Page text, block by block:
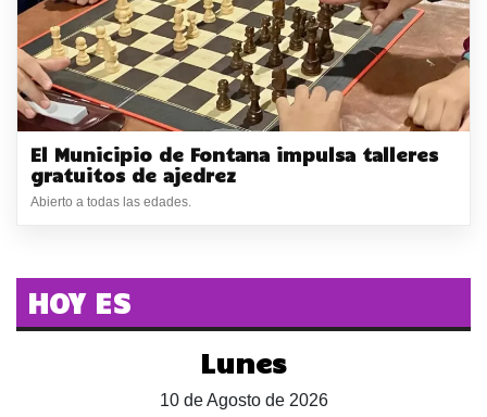
El Municipio de Fontana impulsa talleres
gratuitos de ajedrez
Abierto a todas las edades.
HOY ES
Lunes
10 de Agosto de 2026